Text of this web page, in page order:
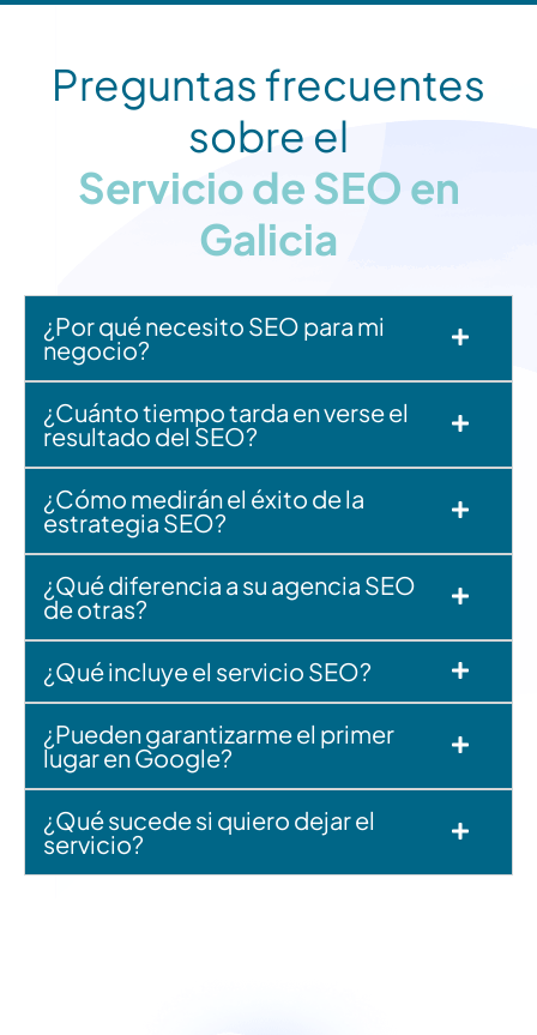
Preguntas frecuentes
sobre el
Servicio de SEO en
Galicia
¿Por qué necesito SEO para mi
negocio?
¿Cuánto tiempo tarda en verse el
resultado del SEO?
¿Cómo medirán el éxito de la
estrategia SEO?
¿Qué diferencia a su agencia SEO
de otras?
¿Qué incluye el servicio SEO?
¿Pueden garantizarme el primer
lugar en Google?
¿Qué sucede si quiero dejar el
servicio?